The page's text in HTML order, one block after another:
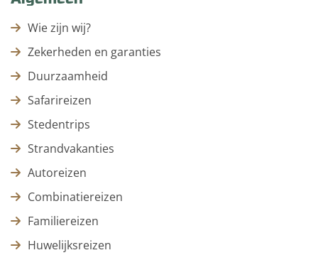
Wie zijn wij?
Zekerheden en garanties
Duurzaamheid
Safarireizen
Stedentrips
Strandvakanties
Autoreizen
Combinatiereizen
Familiereizen
Huwelijksreizen